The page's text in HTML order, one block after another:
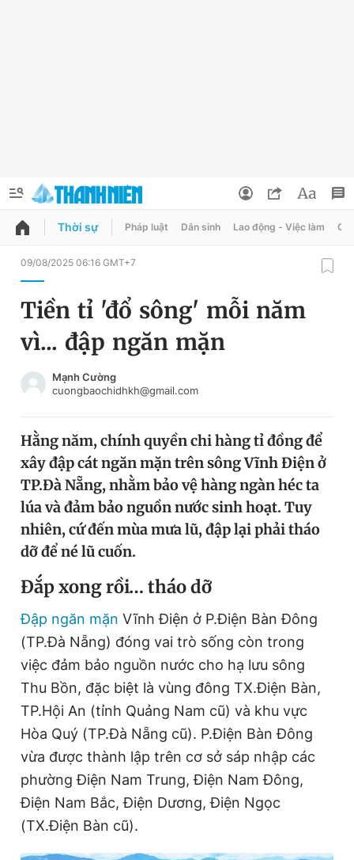
QUẢNG CÁO
Chuyên mục
Chuyên mục khác
Tin thị trường Tin 360
Video Magazine
Tiện ích Bạn cần biết
Thông tin tòa soạn Liên hệ quảng cáo
Đọc Thanh Niên trên điện thoại
Đổi mật khẩu
Tin đã lưu
Tin đã xem
Đăng xuất
Thời sự Pháp luật Dân sinh Lao động - Việc làm
09/08/2025 06:16 GMT+7
Tiền tỉ 'đổ sông' mỗi năm
vì... đập ngăn mặn
Mạnh Cường
cuongbaochidhkh@gmail.com
Hằng năm, chính quyền chi hàng tỉ đồng để
xây đập cát ngăn mặn trên sông Vĩnh Điện ở
TP.Đà Nẵng, nhằm bảo vệ hàng ngàn héc ta
lúa và đảm bảo nguồn nước sinh hoạt. Tuy
nhiên, cứ đến mùa mưa lũ, đập lại phải tháo
dỡ để né lũ cuốn.
Đắp xong rồi… tháo dỡ
Đập ngăn mặn Vĩnh Điện ở P.Điện Bàn Đông
(TP.Đà Nẵng) đóng vai trò sống còn trong
việc đảm bảo nguồn nước cho hạ lưu sông
Thu Bồn, đặc biệt là vùng đông TX.Điện Bàn,
TP.Hội An (tỉnh Quảng Nam cũ) và khu vực
Hòa Quý (TP.Đà Nẵng cũ). P.Điện Bàn Đông
vừa được thành lập trên cơ sở sáp nhập các
phường Điện Nam Trung, Điện Nam Đông,
Điện Nam Bắc, Điện Dương, Điện Ngọc
(TX.Điện Bàn cũ).